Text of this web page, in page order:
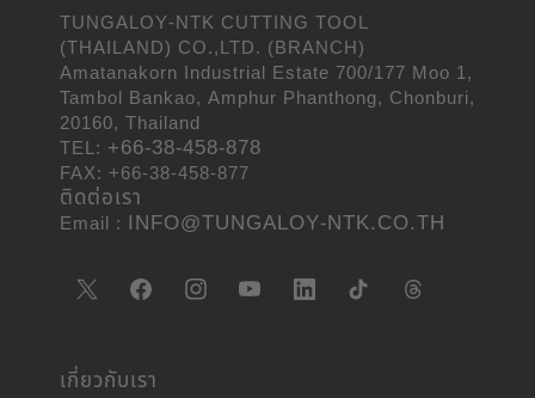
TUNGALOY-NTK CUTTING TOOL
(THAILAND) CO.,LTD. (BRANCH)
Amatanakorn Industrial Estate 700/177 Moo 1,
Tambol Bankao, Amphur Phanthong, Chonburi,
20160, Thailand
TEL: +66-38-458-878
FAX: +66-38-458-877
ติดต่อเรา
Email : INFO@TUNGALOY-NTK.CO.TH
เกี่ยวกับเรา